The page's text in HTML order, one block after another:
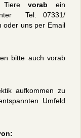
Tierevorab ein
unter Tel. 07331/
oder uns per Email
bitte auch vorab
aufkommen zu
Umfeld